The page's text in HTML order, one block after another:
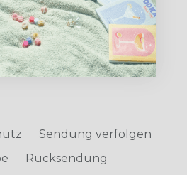
Preis
29.95 €
Angebot
Sendung verfolgen
Rücksendung